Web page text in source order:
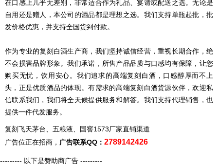
在口感上几乎无差别，非常适合作为礼品、宴请或配送之选。无论是
自用还是赠人，本公司的酒品都是理想之选。我们支持单瓶起批，批
发价格优惠，并支持全国货到付款。
作为专业的复刻白酒生产商，我们坚持诚信经营，重视长期合作，绝
不会损害品牌形象。我们承诺，所售产品品质与口感均有保障，让您
购买无忧，饮用安心。我们追求的高端复刻白酒，口感醇厚而不上
头，正是优质酒品的体现。有需求的高端复刻白酒货源伙伴，欢迎私
信联系我们，我们将全天候提供服务和解答。我们支持代理销售，也
提供一件代发服务。
复刻飞天茅台、五粮液、国窖1573厂家直销渠道
广告位正在招商， 广告联系QQ： 2789142426
--------- 以下是赞助商广告 ---------